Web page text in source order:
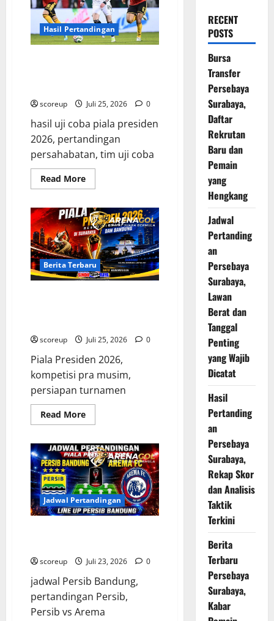
Hasil Pertandingan
scoreup Juli 25, 2026 0
hasil uji coba piala presiden
2026, pertandingan
persahabatan, tim uji coba
Read MoreRead
more
Pertandingan
Uji
Coba
Tim
Peserta
Piala
Presiden
2026
Berakhir
Berita Terbaru
scoreup Juli 25, 2026 0
Piala Presiden 2026,
kompetisi pra musim,
persiapan turnamen
Read MoreRead
more
Presiden
2026
Sudah
di
Depan
Mata
Persiapkan
Tim
Anda
Jadwal Pertandingan
scoreup Juli 23, 2026 0
jadwal Persib Bandung,
pertandingan Persib,
Persib vs Arema
RECENT
POSTS
Bursa
Transfer
Persebaya
Surabaya,
Daftar
Rekrutan
Baru dan
Pemain
yang
Hengkang
Jadwal
Pertanding
an
Persebaya
Surabaya,
Lawan
Berat dan
Tanggal
Penting
yang Wajib
Dicatat
Hasil
Pertanding
an
Persebaya
Surabaya,
Rekap Skor
dan Analisis
Taktik
Terkini
Berita
Terbaru
Persebaya
Surabaya,
Kabar